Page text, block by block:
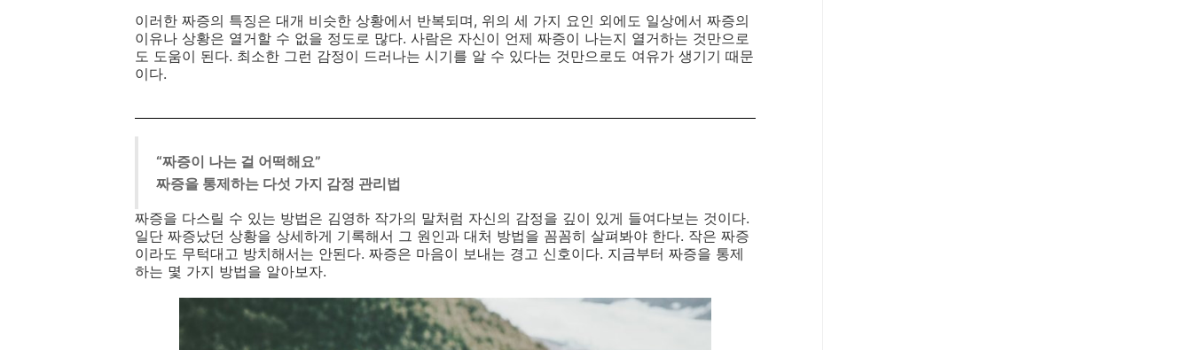
이러한 짜증의 특징은 대개 비슷한 상황에서 반복되며, 위의 세 가지 요인 외에도 일상에서 짜증의
이유나 상황은 열거할 수 없을 정도로 많다. 사람은 자신이 언제 짜증이 나는지 열거하는 것만으로
도 도움이 된다. 최소한 그런 감정이 드러나는 시기를 알 수 있다는 것만으로도 여유가 생기기 때문
이다.
“짜증이 나는 걸 어떡해요”
짜증을 통제하는 다섯 가지 감정 관리법
짜증을 다스릴 수 있는 방법은 김영하 작가의 말처럼 자신의 감정을 깊이 있게 들여다보는 것이다.
일단 짜증났던 상황을 상세하게 기록해서 그 원인과 대처 방법을 꼼꼼히 살펴봐야 한다. 작은 짜증
이라도 무턱대고 방치해서는 안된다. 짜증은 마음이 보내는 경고 신호이다. 지금부터 짜증을 통제
하는 몇 가지 방법을 알아보자.